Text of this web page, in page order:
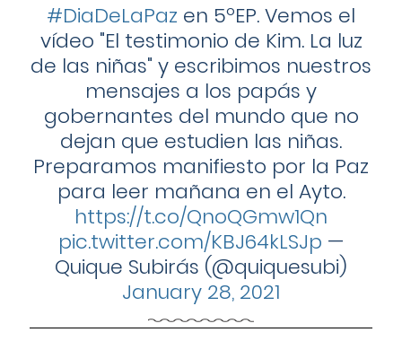
#DiaDeLaPaz en 5ºEP. Vemos el
vídeo "El testimonio de Kim. La luz
de las niñas" y escribimos nuestros
mensajes a los papás y
gobernantes del mundo que no
dejan que estudien las niñas.
Preparamos manifiesto por la Paz
para leer mañana en el Ayto.
https://t.co/QnoQGmw1Qn
pic.twitter.com/KBJ64kLSJp —
Quique Subirás (@quiquesubi)
January 28, 2021